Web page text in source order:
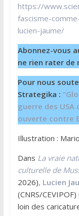
https://
fascisme-
lucien-jaume/
Abonnez-vous
ne rien rater
Pour nous
Strategika :
guerre des USA
ouverte contre
Illustration :
Dans La vraie
culturelle de
2026), Lucien
(CNRS/
loin des